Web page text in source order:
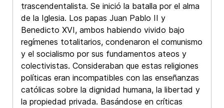
trascendentalista. Se inició la batalla por el alma
de la Iglesia. Los papas Juan Pablo II y
Benedicto XVI, ambos habiendo vivido bajo
regímenes totalitarios, condenaron el comunismo
y el socialismo por sus fundamentos ateos y
colectivistas. Consideraban que estas religiones
políticas eran incompatibles con las enseñanzas
católicas sobre la dignidad humana, la libertad y
la propiedad privada. Basándose en críticas